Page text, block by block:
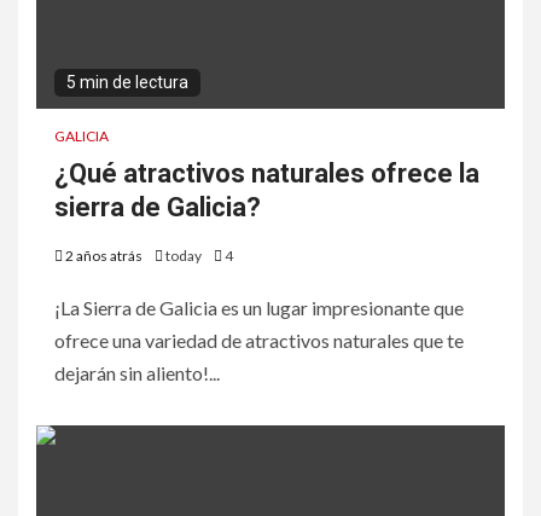
5 min de lectura
GALICIA
¿Qué atractivos naturales ofrece la
sierra de Galicia?
2 años atrás today 4
¡La Sierra de Galicia es un lugar impresionante que
ofrece una variedad de atractivos naturales que te
dejarán sin aliento!...